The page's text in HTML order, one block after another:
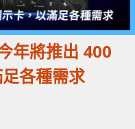
年將推出 400
各種需求